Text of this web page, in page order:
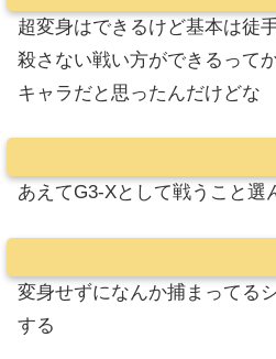
超変身はできるけど基本は徒
殺さない戦い方ができるって
キャラだと思ったんだけどな
あえてG3-Xとして戦うこと選
変身せずになんか捕まってる
する